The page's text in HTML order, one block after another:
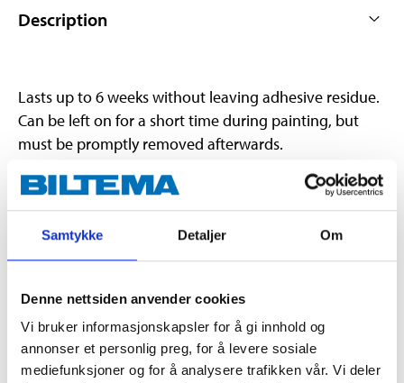
Samtykke Detaljer Om
Denne nettsiden anvender cookies
Vi bruker informasjonskapsler for å gi innhold og
annonser et personlig preg, for å levere sosiale
mediefunksjoner og for å analysere trafikken vår. Vi deler
Description
Lasts up to 6 weeks without leaving adhesive residue.
Can be left on for a short time during painting, but
must be promptly removed afterwards.
Technical specifications
Width
38 mm
Length
25 m
Thickness
0,13 mm
Colour
Green